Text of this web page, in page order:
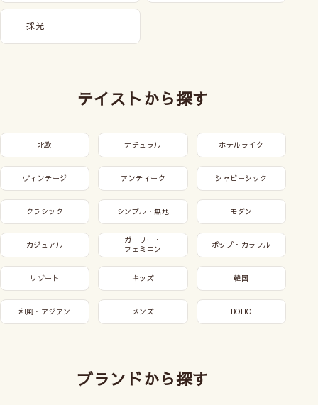
採光
テイストから探す
北欧 ナチュラル ホテルライク
ヴィンテージ アンティーク シャビーシック
クラシック シンプル・無地 モダン
カジュアル
ガーリー・
フェミニン
ポップ・カラフル
リゾート キッズ 韓国
和風・アジアン メンズ BOHO
ブランドから探す